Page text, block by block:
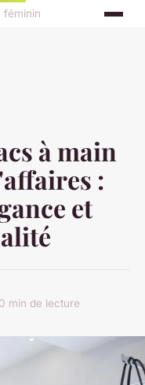
féminin
à main
:
et
min de lecture